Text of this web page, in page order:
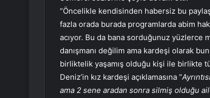
“Öncelikle kendisinden habersiz bu
fazla orada burada programlarda abim
acıyor. Bu da bana sorduğunuz yüzlerce
danışmanı değilim ama kardeşi olarak
birliktelik yaşamış olduğu kişi ile birlikte
Deniz’in kız kardeşi açıklamasına “
ama 2 sene aradan sonra silmiş olduğu